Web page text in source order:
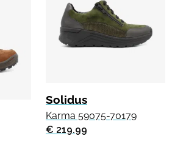
Solidus
Karma 59075-70179
€ 219.99